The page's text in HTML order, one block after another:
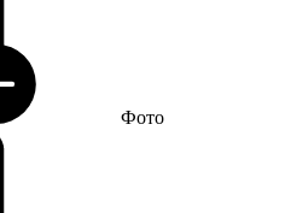
Фото